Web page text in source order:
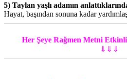
5) Taylan yaşlı adamın
Hayat, başından sonuna kadar
Her Şeye Rağmen Metni
⇓⇓⇓